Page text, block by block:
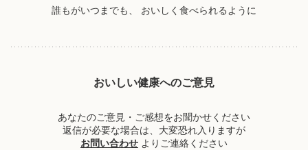
誰もがいつまでも、 おいしく食べられるように
おいしい健康へのご意見
あなたのご意見・ご感想をお聞かせください
返信が必要な場合は、大変恐れ入りますが
お問い合わせ よりご連絡ください